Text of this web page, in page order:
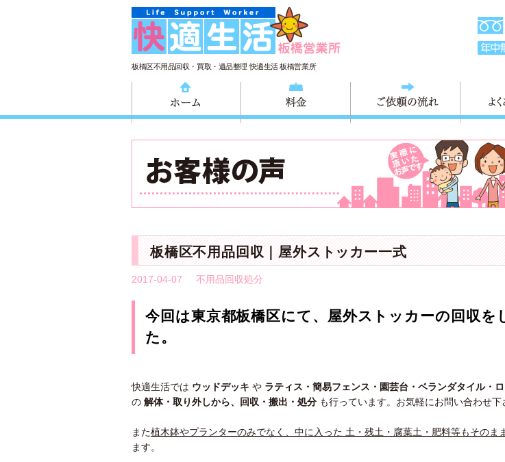
板橋区不用品回収・買取・遺品整理 快適生活 板橋営業所
ご依頼の
板橋区不用品回収｜屋外ストッカー一式
2017-04-07 不用品回収処分
今回は東京都板橋区にて、屋外ストッカーの回収を
た。
快適生活では ウッドデッキ や ラティス・簡易フェンス・園芸台・ ベランダタイル・
の 解体・取り外しから、回収・搬出・処分 も行っています。お気軽にお問い合わせ下
また植木鉢やプランターのみでなく、中に入った 土・残土・腐葉土・肥料等もそのま
ます。